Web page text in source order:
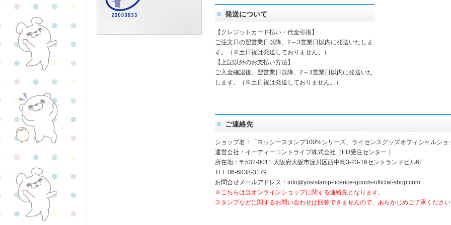
発送について
【クレジットカード払い・代金引換】
ご注文日の翌営業日以降、2～3営業日以内に発送いたしま
す。（※土日祝は発送しておりません。）
【上記以外のお支払い方法】
ご入金確認後、翌営業日以降、2～3営業日以内に発送いた
します。（※土日祝は発送しておりません。）
ご連絡先
ショップ名：「ヨッシースタンプ100%シリーズ」ライセンスグッズオフィシャルショ
運営会社：イーディーコントライブ株式会社（ED受注センター ）
所在地：〒532-0011 大阪府大阪市淀川区西中島3-23-16セントランドビル6F
TEL:06-6838-3179
お問合せメールアドレス：info@yosistamp-licence-goods-official-shop.com
※こちらは当オンラインショップに関する連絡先となります。
スタンプなどに関するお問い合わせは回答できませんので、あらかじめご了承くださ